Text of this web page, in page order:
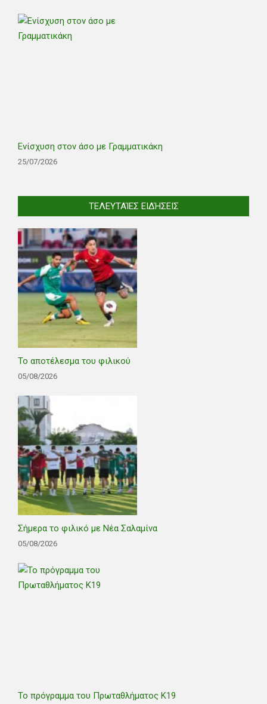
Ενίσχυση στον άσο με Γραμματικάκη
25/07/2026
ΤΕΛΕΥΤΑΊΕΣ ΕΙΔΉΣΕΙΣ
Το αποτέλεσμα του φιλικού
05/08/2026
Σήμερα το φιλικό με Νέα Σαλαμίνα
05/08/2026
Το πρόγραμμα του Πρωταθλήματος Κ19